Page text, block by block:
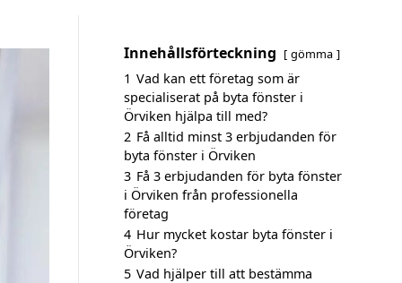
Innehållsförteckning gömma
1 Vad kan ett företag som är
specialiserat på byta fönster i
Örviken hjälpa till med?
2 Få alltid minst 3 erbjudanden för
byta fönster i Örviken
3 Få 3 erbjudanden för byta fönster
i Örviken från professionella
företag
4 Hur mycket kostar byta fönster i
Örviken?
5 Vad hjälper till att bestämma